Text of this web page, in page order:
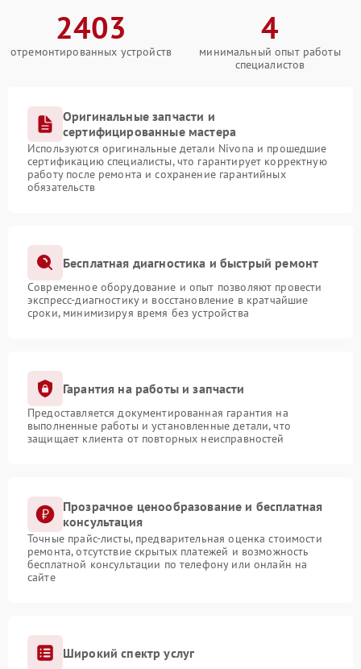
2403
отремонтированных устройств
4
минимальный опыт работы
специалистов
Оригинальные запчасти и
сертифицированные мастера
Используются оригинальные детали Nivona и прошедшие
сертификацию специалисты, что гарантирует корректную
работу после ремонта и сохранение гарантийных
обязательств
Бесплатная диагностика и быстрый ремонт
Современное оборудование и опыт позволяют провести
экспресс-диагностику и восстановление в кратчайшие
сроки, минимизируя время без устройства
Гарантия на работы и запчасти
Предоставляется документированная гарантия на
выполненные работы и установленные детали, что
защищает клиента от повторных неисправностей
Прозрачное ценообразование и бесплатная
консультация
Точные прайс-листы, предварительная оценка стоимости
ремонта, отсутствие скрытых платежей и возможность
бесплатной консультации по телефону или онлайн на
сайте
Широкий спектр услуг